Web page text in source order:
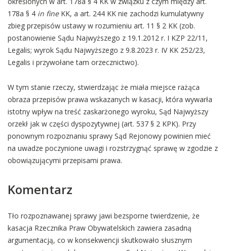
178a § 4 in fineKK, a art. 244 KK nie zachodzi kumulatywny
zbieg przepisów ustawy w rozumieniu art. 11 § 2 KK (zob.
postanowienie Sądu Najwyższego z 19.1.2012 r. I KZP 22/11,
Legalis; wyrok Sądu Najwyższego z 9.8.2023 r. IV KK 252/23,
Legalis i przywołane tam orzecznictwo).
W tym stanie rzeczy, stwierdzając że miała miejsce rażąca
obraza przepisów prawa wskazanych w kasacji, która wywarła
istotny wpływ na treść zaskarżonego wyroku, Sąd Najwyższy
orzekł jak w części dyspozytywnej (art. 537 § 2 KPK). Przy
ponownym rozpoznaniu sprawy Sąd Rejonowy powinien mieć
na uwadze poczynione uwagi i rozstrzygnąć sprawę w zgodzie z
obowiązującymi przepisami prawa.
Komentarz
Tło rozpoznawanej sprawy jawi bezsporne twierdzenie, że
kasacja Rzecznika Praw Obywatelskich zawiera zasadną
argumentacją, co w konsekwencji skutkowało słusznym